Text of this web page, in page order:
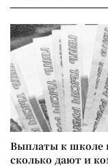
Выплаты к школе
сколько дают и